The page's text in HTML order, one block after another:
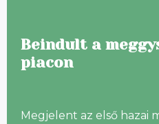
Beindult a
piacon
Megjelent az első hazai